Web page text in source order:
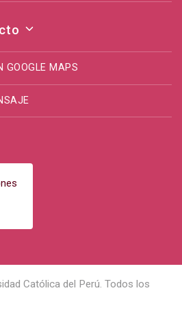
GOOGLE MAPS
Católica del Perú. Todos los